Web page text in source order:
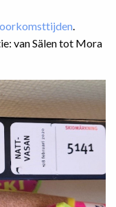
van Sälen tot Mora